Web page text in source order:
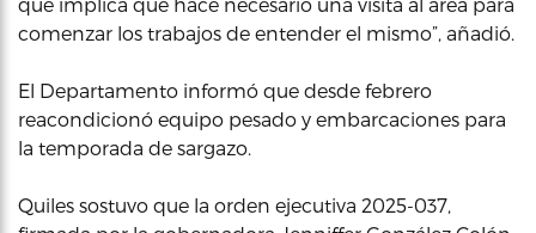
comenzar los trabajos de entender el mismo”, añadió.
El Departamento informó que desde febrero
reacondicionó equipo pesado y embarcaciones para
la temporada de sargazo.
Quiles sostuvo que la orden ejecutiva 2025-037,